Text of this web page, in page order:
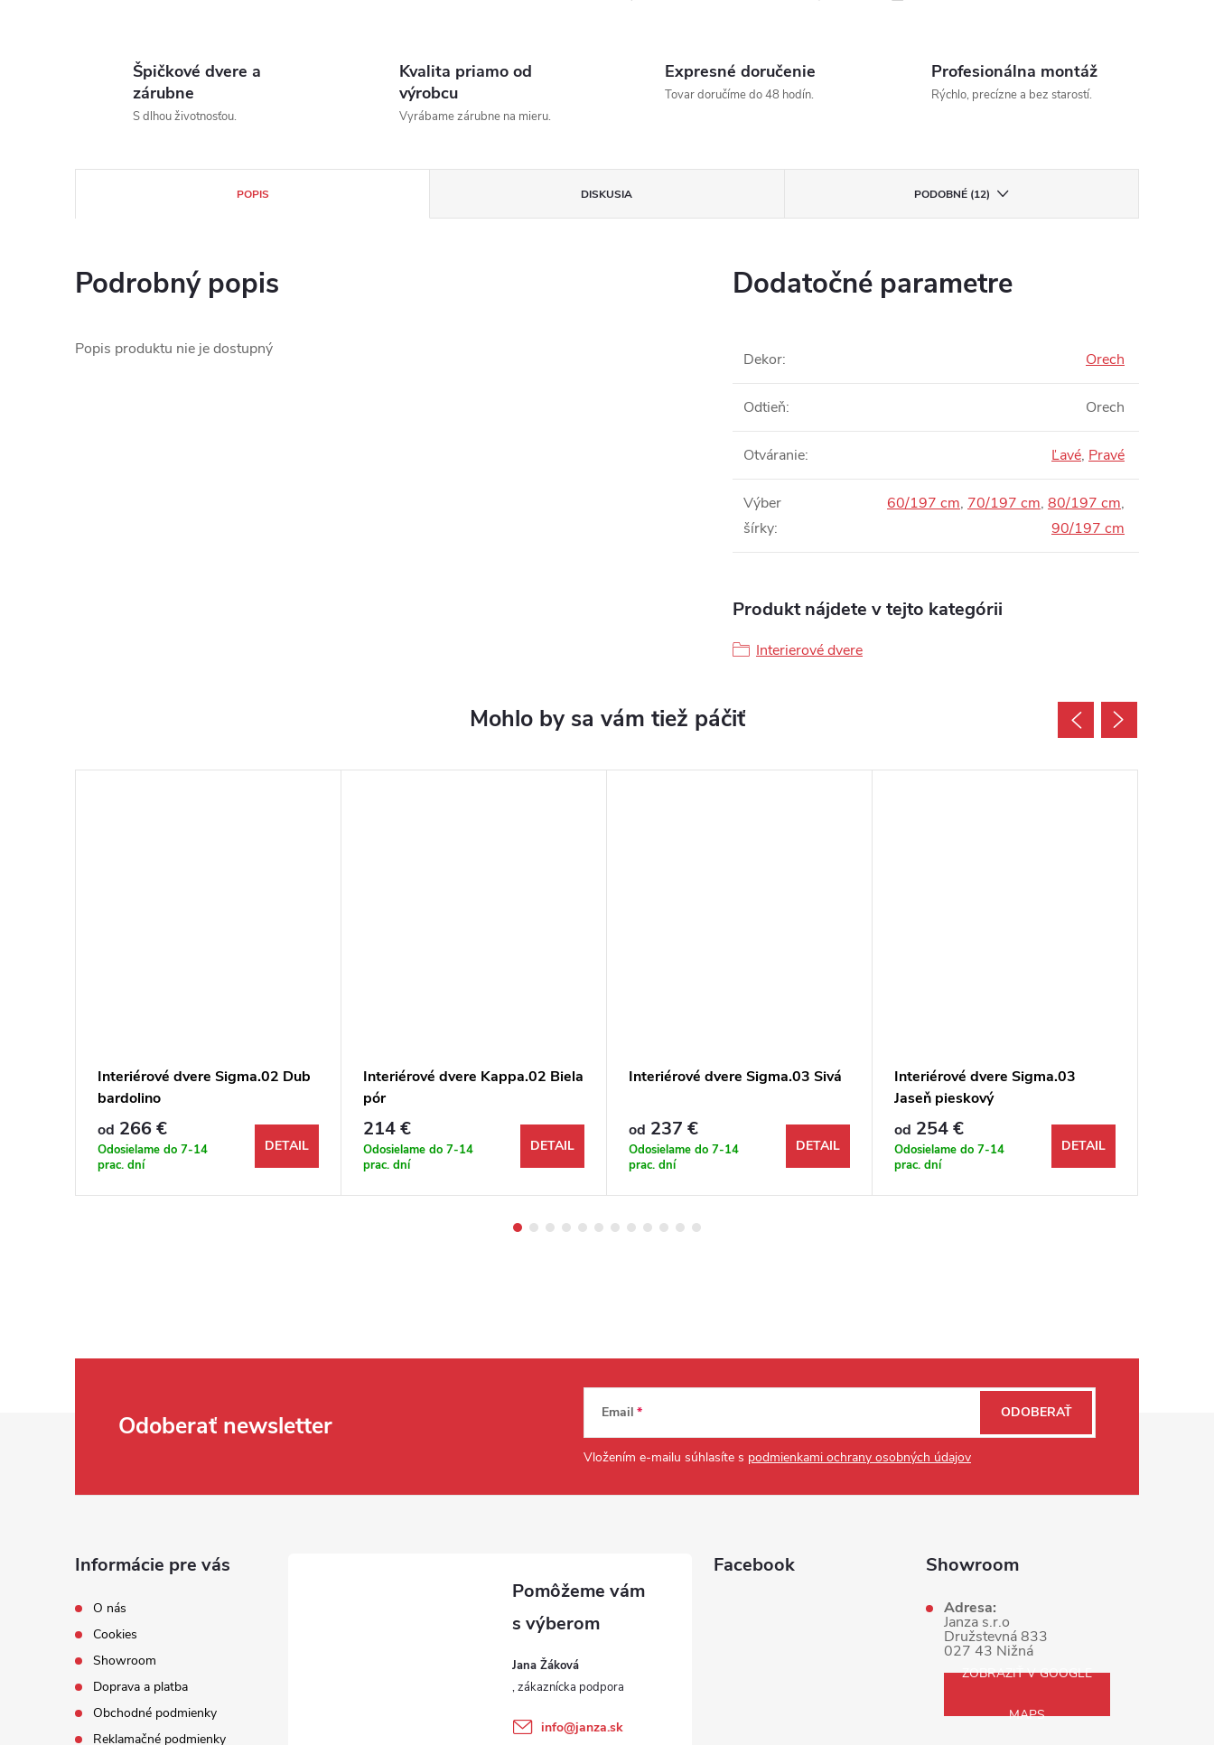
Špičkové dvere a
zárubne
S dlhou životnosťou.
Kvalita priamo od
výrobcu
Vyrábame zárubne na mieru.
Expresné doručenie
Tovar doručíme do 48 hodín.
Profesionálna montáž
Rýchlo, precízne a bez starostí.
POPIS DISKUSIA PODOBNÉ (12)
Podrobný popis
Popis produktu nie je dostupný
Dodatočné parametre
Dekor: Orech
Odtieň: Orech
Otváranie: Ľavé, Pravé
Výber
šírky:
60/197 cm, 70/197 cm, 80/197 cm,
90/197 cm
Produkt nájdete v tejto kategórii
Interierové dvere
Interiérové dvere Sigma.02 Dub
bardolino
od 266 €
Odosielame do 7-14
prac. dní
DETAIL
Interiérové dvere Kappa.02 Biela
pór
214 €
Odosielame do 7-14
prac. dní
DETAIL
Interiérové dvere Sigma.03 Sivá
od 237 €
Odosielame do 7-14
prac. dní
DETAIL
Interiérové dvere Sigma.03
Jaseň pieskový
od 254 €
Odosielame do 7-14
prac. dní
DETAIL
Odoberať newsletter Email
Vložením e-mailu súhlasíte s podmienkami ochrany osobných údajov
ODOBERAŤ
Informácie pre vás
O nás
Cookies
Showroom
Doprava a platba
Obchodné podmienky
Reklamačné podmienky
Jana Žáková
info@janza.sk
Facebook Showroom
Adresa:
Janza s.r.o
Družstevná 833
027 43 Nižná
ZOBRAZIŤ V GOOGLE
MAPS